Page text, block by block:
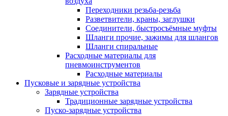
Переходники резьба-резьба
Разветвители, краны, заглушки
Соединители, быстросъёмные муфты
Шланги прочие, зажимы для шлангов
Шланги спиральные
Расходные материалы для
пневмоинструментов
Расходные материалы
Пусковые и зарядные устройства
Зарядные устройства
Традиционные зарядные устройства
Пуско-зарядные устройства